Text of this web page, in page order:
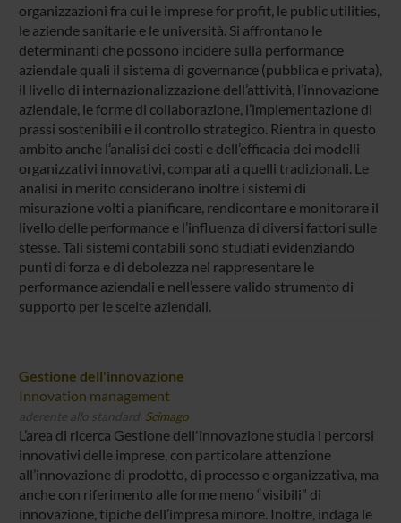
organizzazioni fra cui le imprese for profit, le public utilities,
le aziende sanitarie e le università. Si affrontano le
determinanti che possono incidere sulla performance
aziendale quali il sistema di governance (pubblica e privata),
il livello di internazionalizzazione dell’attività, l’innovazione
aziendale, le forme di collaborazione, l’implementazione di
prassi sostenibili e il controllo strategico. Rientra in questo
ambito anche l’analisi dei costi e dell’efficacia dei modelli
organizzativi innovativi, comparati a quelli tradizionali. Le
analisi in merito considerano inoltre i sistemi di
misurazione volti a pianificare, rendicontare e monitorare il
livello delle performance e l’influenza di diversi fattori sulle
stesse. Tali sistemi contabili sono studiati evidenziando
punti di forza e di debolezza nel rappresentare le
performance aziendali e nell’essere valido strumento di
supporto per le scelte aziendali.
Gestione dell'innovazione
Innovation management
aderente allo standard Scimago
L’area di ricerca Gestione dell'innovazione studia i percorsi
innovativi delle imprese, con particolare attenzione
all’innovazione di prodotto, di processo e organizzativa, ma
anche con riferimento alle forme meno “visibili” di
innovazione, tipiche dell’impresa minore. Inoltre, indaga le